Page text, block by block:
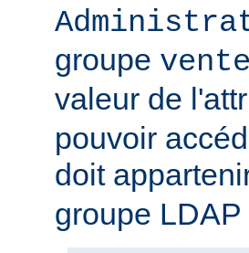
groupe
valeur de
pouvoir
doit
groupe LDAP